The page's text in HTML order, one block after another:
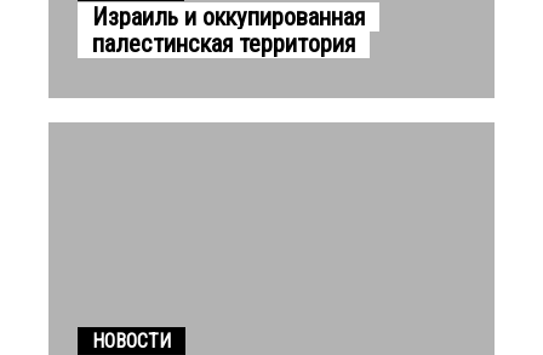
Израиль и оккупированная
палестинская территория
НОВОСТИ